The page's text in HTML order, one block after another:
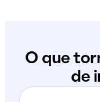
O que
de